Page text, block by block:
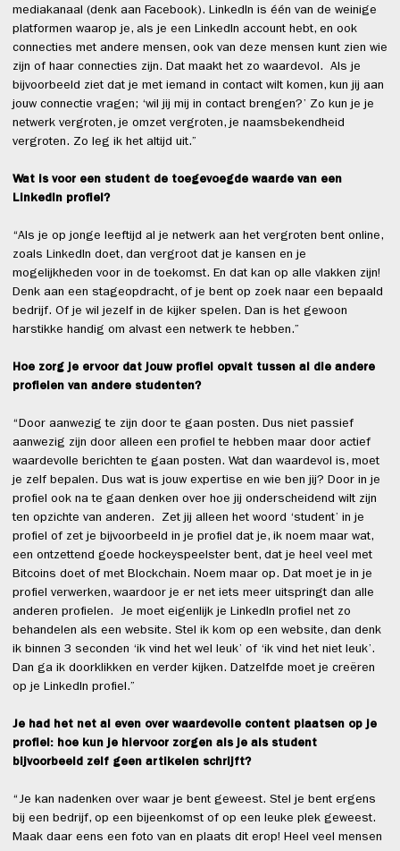
mediakanaal (denk aan Facebook). LinkedIn is één van de weinige
platformen waarop je, als je een LinkedIn account hebt, en ook
connecties met andere mensen, ook van deze mensen kunt zien wie
zijn of haar connecties zijn. Dat maakt het zo waardevol. Als je
bijvoorbeeld ziet dat je met iemand in contact wilt komen, kun jij aan
jouw connectie vragen; ‘wil jij mij in contact brengen?’ Zo kun je je
netwerk vergroten, je omzet vergroten, je naamsbekendheid
vergroten. Zo leg ik het altijd uit.”
Wat is voor een student de toegevoegde waarde van een
LinkedIn profiel?
“Als je op jonge leeftijd al je netwerk aan het vergroten bent online,
zoals LinkedIn doet, dan vergroot dat je kansen en je
mogelijkheden voor in de toekomst. En dat kan op alle vlakken zijn!
Denk aan een stageopdracht, of je bent op zoek naar een bepaald
bedrijf. Of je wil jezelf in de kijker spelen. Dan is het gewoon
harstikke handig om alvast een netwerk te hebben.”
Hoe zorg je ervoor dat jouw profiel opvalt tussen al die andere
profielen van andere studenten?
“Door aanwezig te zijn door te gaan posten. Dus niet passief
aanwezig zijn door alleen een profiel te hebben maar door actief
waardevolle berichten te gaan posten. Wat dan waardevol is, moet
je zelf bepalen. Dus wat is jouw expertise en wie ben jij? Door in je
profiel ook na te gaan denken over hoe jij onderscheidend wilt zijn
ten opzichte van anderen. Zet jij alleen het woord ‘student’ in je
profiel of zet je bijvoorbeeld in je profiel dat je, ik noem maar wat,
een ontzettend goede hockeyspeelster bent, dat je heel veel met
Bitcoins doet of met Blockchain. Noem maar op. Dat moet je in je
profiel verwerken, waardoor je er net iets meer uitspringt dan alle
anderen profielen. Je moet eigenlijk je LinkedIn profiel net zo
behandelen als een website. Stel ik kom op een website, dan denk
ik binnen 3 seconden ‘ik vind het wel leuk’ of ‘ik vind het niet leuk’.
Dan ga ik doorklikken en verder kijken. Datzelfde moet je creëren
op je LinkedIn profiel.”
Je had het net al even over waardevolle content plaatsen op je
profiel: hoe kun je hiervoor zorgen als je als student
bijvoorbeeld zelf geen artikelen schrijft?
“Je kan nadenken over waar je bent geweest. Stel je bent ergens
bij een bedrijf, op een bijeenkomst of op een leuke plek geweest.
Maak daar eens een foto van en plaats dit erop! Heel veel mensen